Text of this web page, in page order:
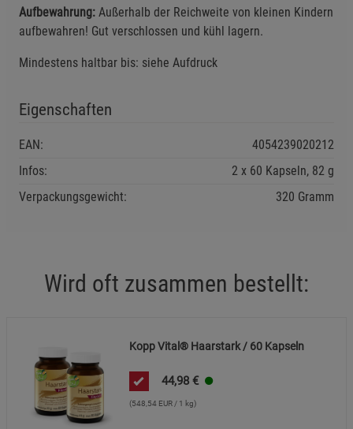
Aufbewahrung: Außerhalb der Reichweite von kleinen Kindern
aufbewahren! Gut verschlossen und kühl lagern.
Mindestens haltbar bis: siehe Aufdruck
Eigenschaften
EAN:
4054239020212
Infos:
2 x 60 Kapseln, 82 g
Verpackungsgewicht:
320 Gramm
Wird oft zusammen bestellt:
Kopp Vital® Haarstark / 60 Kapseln
44,98 €
(548,54 EUR / 1 kg)
Notwendige Cookies (5)
Beschreibung Notwendige Cookies
Funktionale Cookies (1)
Cookie-Informationen anzeigen
Beschreibung Marketing Cookies
Cookie-Informationen anzeigen